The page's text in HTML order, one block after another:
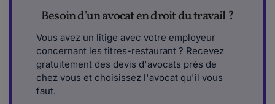
Besoin d'un avocat en droit du travail ?
Vous avez un litige avec votre employeur
concernant les titres-restaurant ? Recevez
gratuitement des devis d'avocats près de
chez vous et choisissez l'avocat qu'il vous
faut.